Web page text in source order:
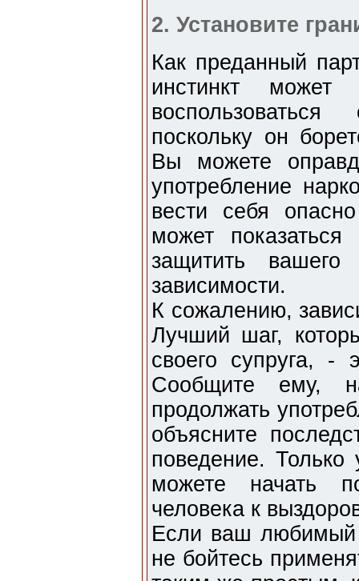
2. Установите
Как преданный
инстинкт
поскольку он
Вы можете
употребление
вести себя
может
защитить вашего
зависимости.
К сожалению,
Лучший шаг,
своего супруга, -
Сообщите ему,
продолжать
объясните
поведение. Только
можете начать
человека к
Если ваш любимый
не бойтесь